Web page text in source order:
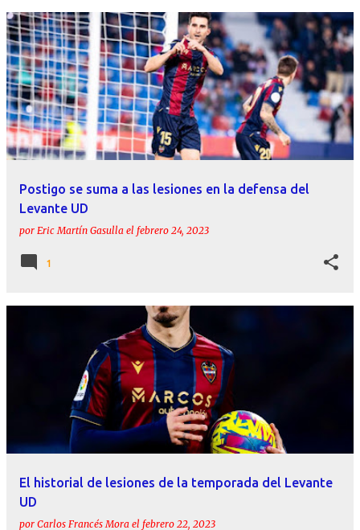
Postigo se suma a las lesiones en la defensa del
Levante UD
por Eric Martín Gasulla el febrero 24, 2023
1
El historial de lesiones de la temporada del Levante
UD
por Carlos Francés Mora el febrero 22, 2023